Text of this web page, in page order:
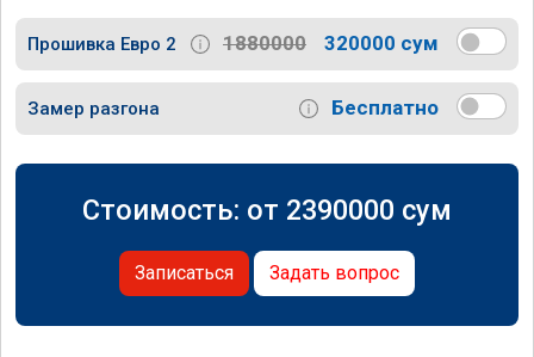
Прошивка Евро 2 1880000 320000 сум
Замер разгона Бесплатно
Стоимость: от 2390000 сум
Записаться Задать вопрос